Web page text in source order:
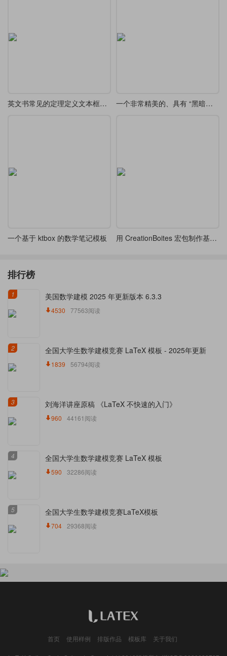
英文书常见的定理定义文本框设计欣赏 一个非常精美的、具有 “黑暗幻想” 风格 tcolorbox 定义
一个基于 ktbox 的数学笔记模板 用 CreationBoites 宏包制作基本示例 - 非常好用
排行榜
1 美国数学建模 2025 年更新版本 6.3.3
4530 77563阅读
2 全国大学生数学建模竞赛 LaTeX 模板 - 2025年更新
1839 56794阅读
3 刘海洋讲座原稿 《LaTeX 不快速的入门》
960 44161阅读
4 全国大学生数学建模竞赛 LaTeX 模板
590 32286阅读
5 全国大学生数学建模竞赛LaTeX模板
704 29368阅读
首页 使用样例 排版作品 模板库 关于我们